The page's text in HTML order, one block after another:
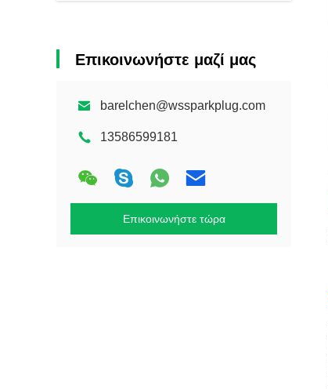
Επικοινωνήστε μαζί μας
barelchen@wssparkplug.com
13586599181
Επικοινωνήστε τώρα